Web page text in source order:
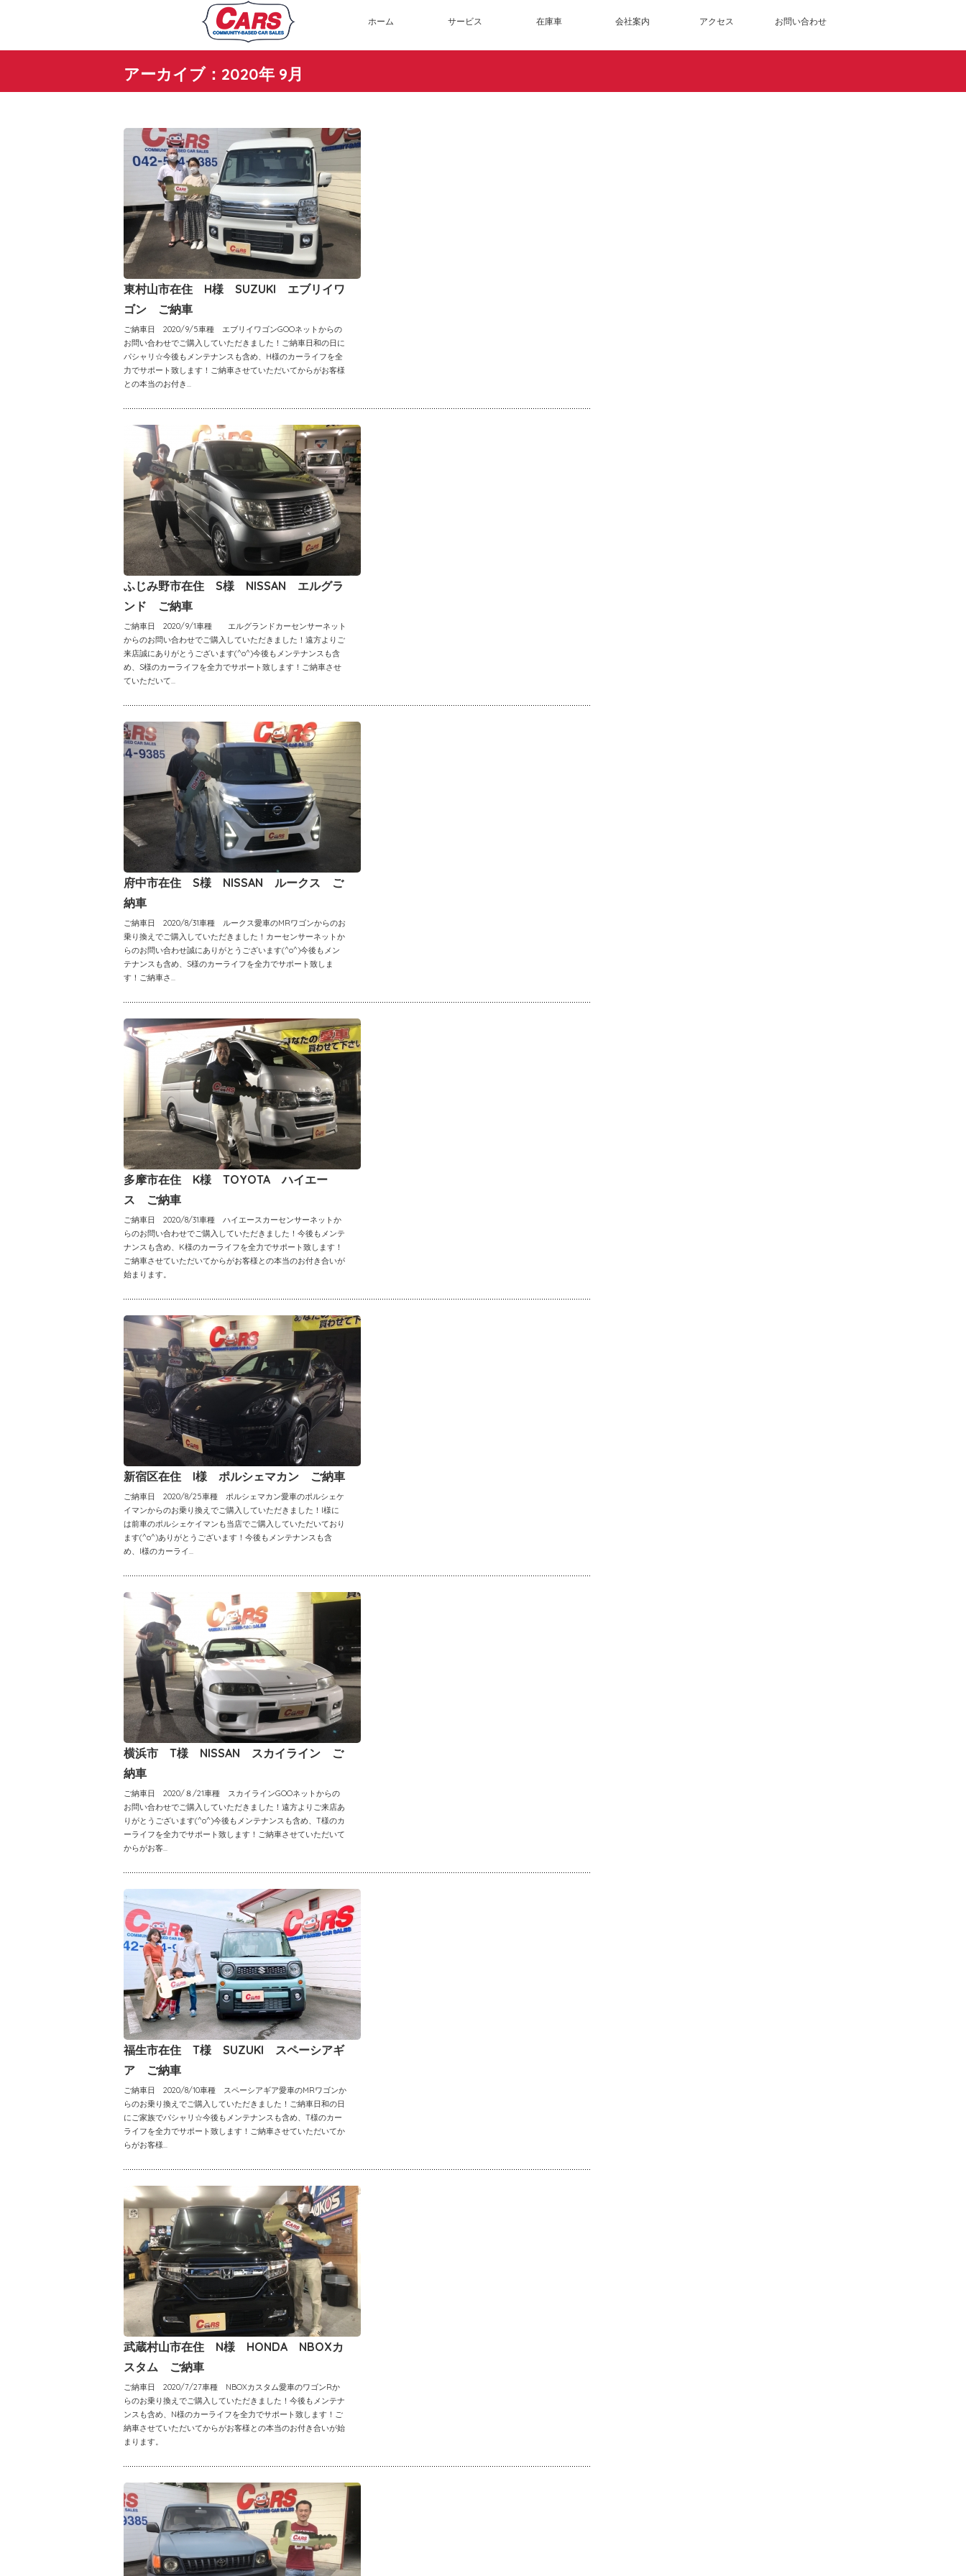
ホーム サービス 在庫車 会社案内 アクセス お問い合わせ
アーカイブ：2020年 9月
東村山市在住 H様 SUZUKI エブリイワ
ゴン ご納車
ご納車日 2020/9/5車種 エブリイワゴンGOOネットからの
お問い合わせでご購入していただきました！ご納車日和の日に
パシャリ☆今後もメンテナンスも含め、H様のカーライフを全
力でサポート致します！ご納車させていただいてからがお客様
との本当のお付き...
ふじみ野市在住 S様 NISSAN エルグラ
ンド ご納車
ご納車日 2020/9/1車種 エルグランドカーセンサーネット
からのお問い合わせでご購入していただきました！遠方よりご
来店誠にありがとうございます(^o^)今後もメンテナンスも含
め、S様のカーライフを全力でサポート致します！ご納車させ
ていただいて...
府中市在住 S様 NISSAN ルークス ご
納車
ご納車日 2020/8/31車種 ルークス愛車のMRワゴンからのお
乗り換えでご購入していただきました！カーセンサーネットか
らのお問い合わせ誠にありがとうございます(^o^)今後もメン
テナンスも含め、S様のカーライフを全力でサポート致しま
す！ご納車さ...
多摩市在住 K様 TOYOTA ハイエー
ス ご納車
ご納車日 2020/8/31車種 ハイエースカーセンサーネットか
らのお問い合わせでご購入していただきました！今後もメンテ
ナンスも含め、K様のカーライフを全力でサポート致します！
ご納車させていただいてからがお客様との本当のお付き合いが
始まります。
新宿区在住 I様 ポルシェマカン ご納車
ご納車日 2020/8/25車種 ポルシェマカン愛車のポルシェケ
イマンからのお乗り換えでご購入していただきました！I様に
は前車のポルシェケイマンも当店でご購入していただいており
ます(^o^)ありがとうございます！今後もメンテナンスも含
め、I様のカーライ...
横浜市 T様 NISSAN スカイライン ご
納車
ご納車日 2020/８/21車種 スカイラインGOOネットからの
お問い合わせでご購入していただきました！遠方よりご来店あ
りがとうございます(^o^)今後もメンテナンスも含め、T様のカ
ーライフを全力でサポート致します！ご納車させていただいて
からがお客...
福生市在住 T様 SUZUKI スペーシアギ
ア ご納車
ご納車日 2020/8/10車種 スペーシアギア愛車のMRワゴンか
らのお乗り換えでご購入していただきました！ご納車日和の日
にご家族でパシャリ☆今後もメンテナンスも含め、T様のカー
ライフを全力でサポート致します！ご納車させていただいてか
らがお客様...
武蔵村山市在住 N様 HONDA NBOXカ
スタム ご納車
ご納車日 2020/7/27車種 NBOXカスタム愛車のワゴンRか
らのお乗り換えでご購入していただきました！今後もメンテナ
ンスも含め、N様のカーライフを全力でサポート致します！ご
納車させていただいてからがお客様との本当のお付き合いが始
まります。